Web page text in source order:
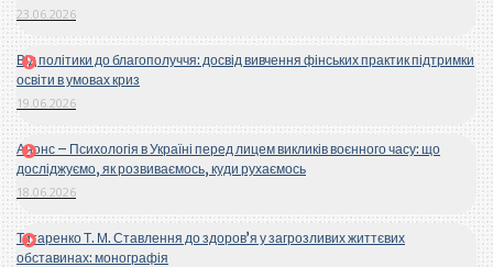
23.06.2026
Від політики до благополуччя: досвід вивчення фінських практик підтримки
освіти в умовах криз
19.06.2026
Анонс – Психологія в Україні перед лицем викликів воєнного часу: що
досліджуємо, як розвиваємось, куди рухаємось
18.06.2026
Титаренко Т. М. Ставлення до здоров’я у загрозливих життєвих
обставинах: монографія